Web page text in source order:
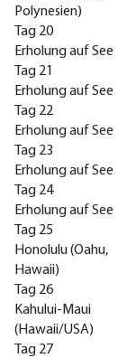
Polynesien)
Tag 20
Erholung auf See
Tag 21
Erholung auf See
Tag 22
Erholung auf See
Tag 23
Erholung auf See
Tag 24
Erholung auf See
Tag 25
Honolulu (Oahu,
Hawaii)
Tag 26
Kahului-Maui
(Hawaii/USA)
Tag 27